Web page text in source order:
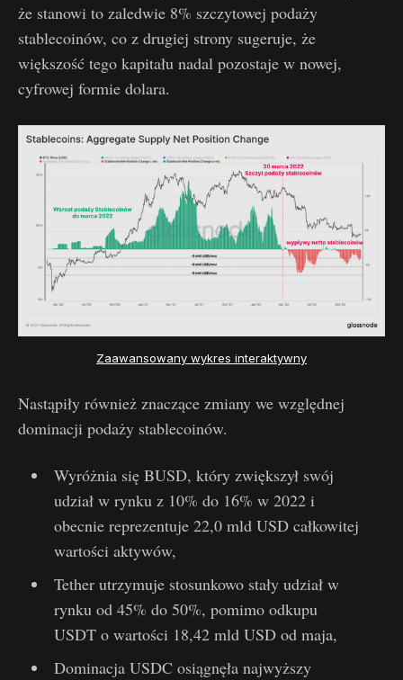
że stanowi to zaledwie 8% szczytowej podaży
stablecoinów, co z drugiej strony sugeruje, że
większość tego kapitału nadal pozostaje w nowej,
cyfrowej formie dolara.
Zaawansowany wykres interaktywny
Nastąpiły również znaczące zmiany we względnej
dominacji podaży stablecoinów.
Wyróżnia się BUSD, który zwiększył swój
udział w rynku z 10% do 16% w 2022 i
obecnie reprezentuje 22,0 mld USD całkowitej
wartości aktywów,
Tether utrzymuje stosunkowo stały udział w
rynku od 45% do 50%, pomimo odkupu
USDT o wartości 18,42 mld USD od maja,
Dominacja USDC osiągnęła najwyższy